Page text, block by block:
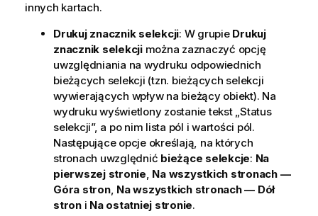
innych kartach.
Drukuj znacznik selekcji: W grupie Drukuj
znacznik selekcjimożna zaznaczyć opcję
uwzględniania na wydruku odpowiednich
bieżących selekcji (tzn. bieżących selekcji
wywierających wpływ na bieżący obiekt). Na
wydruku wyświetlony zostanie tekst „Status
selekcji”, a po nim lista pól i wartości pól.
Następujące opcje określają, na których
stronach uwzględnić bieżące selekcje: Na
pierwszej stronie, Na wszystkich stronach —
Góra stron, Na wszystkich stronach — Dół
stroni Na ostatniej stronie.